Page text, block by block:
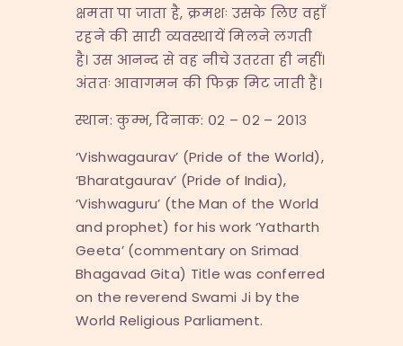
क्षमता पा जाता है, क्रमशः उसके लिए वहाँ
रहने की सारी व्यवस्थायें मिलने लगती
है। उस आनन्द से वह नीचे उतरता ही नहीं।
अंततः आवागमन की फिक्र मिट जाती हैं।
स्थान: कुम्भ, दिनाक: ०२ – ०२ – २०१३
‘Vishwagaurav’ (Pride of the World),
‘Bharatgaurav’ (Pride of India),
‘Vishwaguru’ (the Man of the World
and prophet) for his work ‘Yatharth
Geeta’ (commentary on Srimad
Bhagavad Gita) Title was conferred
on the reverend Swami Ji by the
World Religious Parliament.